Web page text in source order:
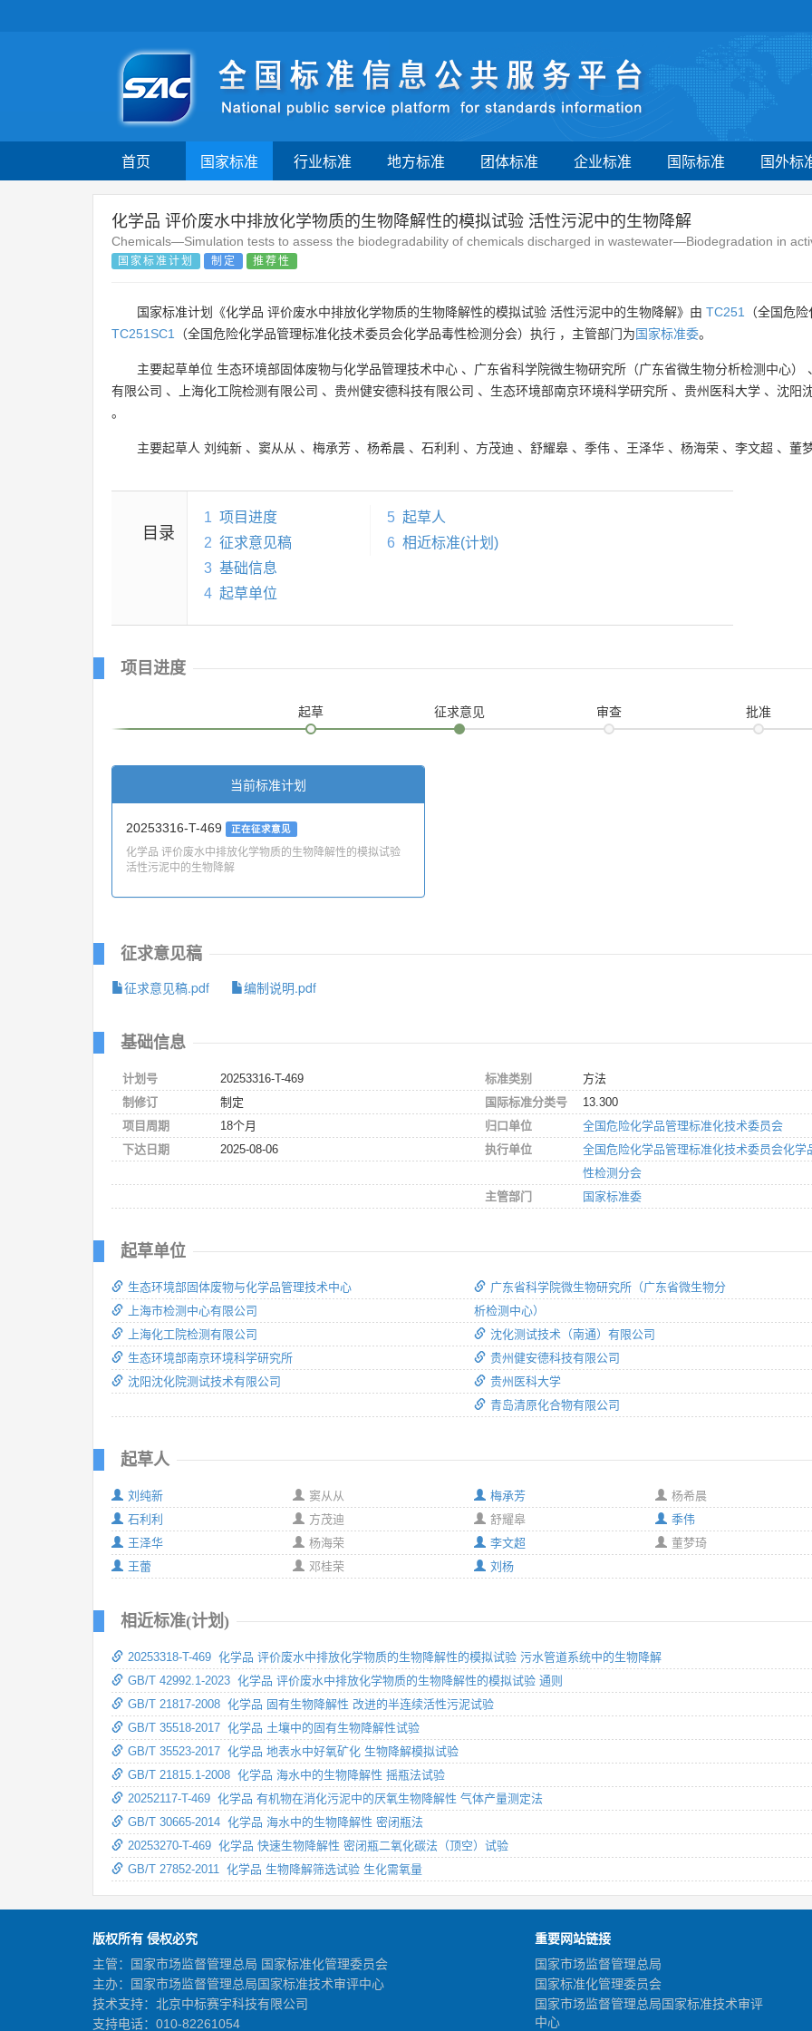
首页 国家标准 行业标准 地方标准 团体标准 企业标准 国际标准 国外标
化学品 评价废水中排放化学物质的生物降解性的模拟试验 活性污泥中的生物降解
Chemicals—Simulation tests to assess the biodegradability of chemicals discharged in wastewater—Biodegradation in
国家标准计划 制定 推荐性
国家标准计划《化学品 评价废水中排放化学物质的生物降解性的模拟试验 活性污泥中的生物降解》由 TC251
（全国危
TC251SC1
（全国危险化学品管理标准化技术委员会化学品毒性检测分会）执行 ，主管部门为国家标准委。
主要起草单位 生态环境部固体废物与化学品管理技术中心 、 广东省科学院微生物研究所（广东省微生物分析检测中心）
有限公司 、 上海化工院检测有限公司 、 贵州健安德科技有限公司 、 生态环境部南京环境科学研究所 、 贵州医科大学 、 沈阳
。
主要起草人 刘纯新 、 窦从从 、 梅承芳 、 杨希晨 、 石利利 、 方茂迪 、 舒耀皋 、 季伟 、 王泽华 、 杨海荣 、 李文超 、 董
目录
1 项目进度
2 征求意见稿
3 基础信息
4 起草单位
5 起草人
6 相近标准(计划)
项目进度
起草 征求意见 审查 批准
当前标准计划
20253316-T-469 正在征求意见
化学品 评价废水中排放化学物质的生物降解性的模拟试验
活性污泥中的生物降解
征求意见稿
征求意见稿.pdf
编制说明.pdf
基础信息
计划号
20253316-T-469
制修订
制定
项目周期
18个月
下达日期
2025-08-06
标准类别
方法
国际标准分类号
13.300
归口单位
全国危险化学品管理标准化技术委员会
执行单位
全国危险化学品管理标准化技术委员会化学
性检测分会
主管部门
国家标准委
起草单位
生态环境部固体废物与化学品管理技术中心
上海市检测中心有限公司
上海化工院检测有限公司
生态环境部南京环境科学研究所
沈阳沈化院测试技术有限公司
广东省科学院微生物研究所（广东省微生物分
析检测中心）
沈化测试技术（南通）有限公司
贵州健安德科技有限公司
贵州医科大学
青岛清原化合物有限公司
起草人
刘纯新
窦从从
石利利
方茂迪
王泽华
杨海荣
王蕾
邓桂荣
梅承芳
杨希晨
舒耀皋
季伟
李文超
董梦琦
刘杨
相近标准(计划)
20253318-T-469 化学品 评价废水中排放化学物质的生物降解性的模拟试验 污水管道系统中的生物降解
GB/T 42992.1-2023 化学品 评价废水中排放化学物质的生物降解性的模拟试验 通则
GB/T 21817-2008 化学品 固有生物降解性 改进的半连续活性污泥试验
GB/T 35518-2017 化学品 土壤中的固有生物降解性试验
GB/T 35523-2017 化学品 地表水中好氧矿化 生物降解模拟试验
GB/T 21815.1-2008 化学品 海水中的生物降解性 摇瓶法试验
20252117-T-469 化学品 有机物在消化污泥中的厌氧生物降解性 气体产量测定法
GB/T 30665-2014 化学品 海水中的生物降解性 密闭瓶法
20253270-T-469 化学品 快速生物降解性 密闭瓶二氧化碳法（顶空）试验
GB/T 27852-2011 化学品 生物降解筛选试验 生化需氧量
版权所有 侵权必究
主管：国家市场监督管理总局 国家标准化管理委员会
主办：国家市场监督管理总局国家标准技术审评中心
技术支持：北京中标赛宇科技有限公司
支持电话：010-82261054
重要网站链接
国家市场监督管理总局
国家标准化管理委员会
国家市场监督管理总局国家标准技术审评
中心